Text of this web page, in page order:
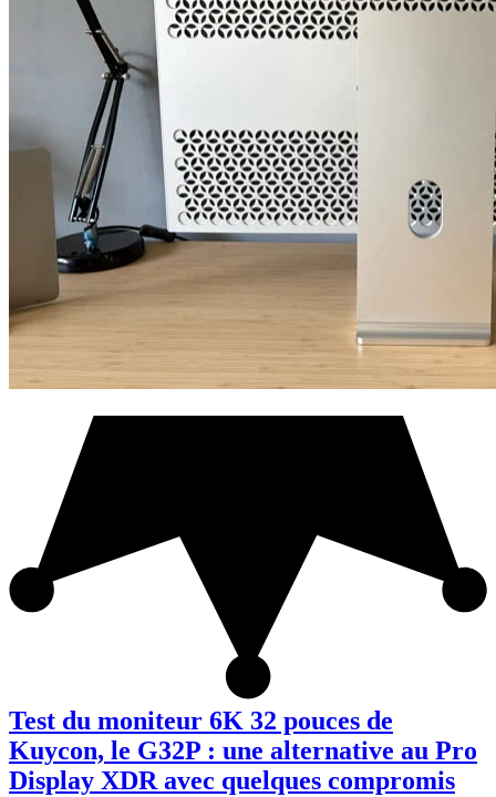
Test du moniteur 6K 32 pouces de
Kuycon, le G32P : une alternative au Pro
Display XDR avec quelques compromis